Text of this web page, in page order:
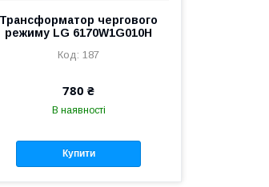
Трансформатор чергового
режиму LG 6170W1G010H
187
780 ₴
В наявності
Купити